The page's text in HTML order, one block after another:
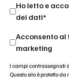
Ho letto e
dei dati*
Acconsento
marketing
I campi contrassegnati
Questo sito è protetto da